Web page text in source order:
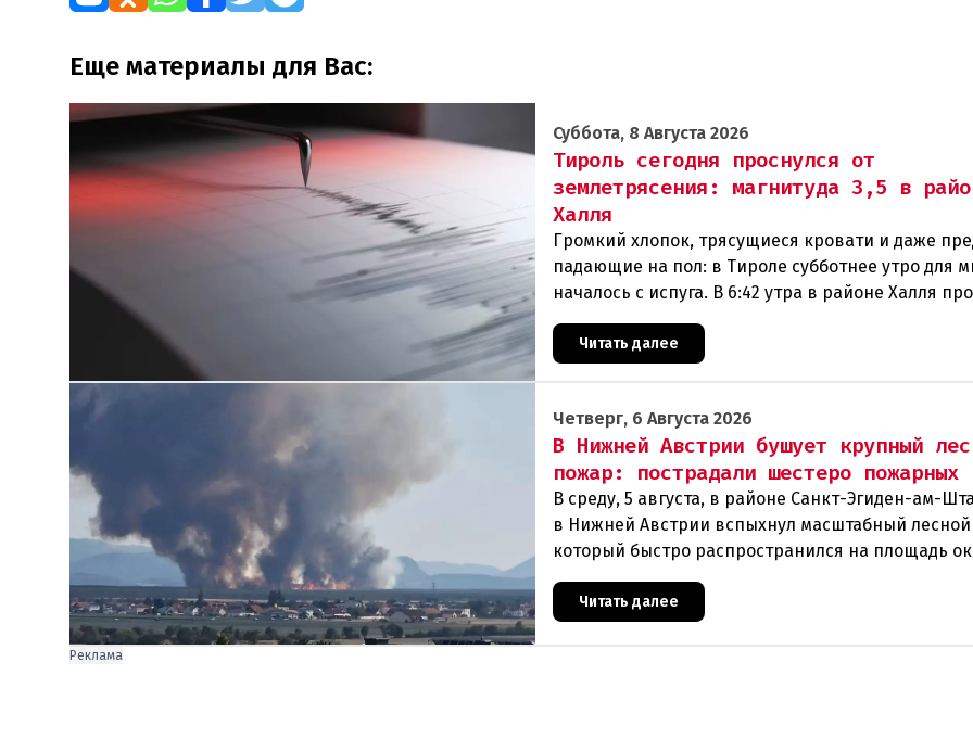
Еще материалы для Вас:
Суббота, 8 Августа 2026
Тироль сегодня проснулся от
землетрясения: магнитуда 3,5 в
Халля
Громкий хлопок, трясущиеся кровати и даже
падающие на пол: в Тироле субботнее утро для
началось с испуга. В 6:42 утра в районе Халля
землетрясение.Данные сейсмологовПо данны
Читать далее
Четверг, 6 Августа 2026
В Нижней Австрии бушует крупный
пожар: пострадали шестеро пожарных
В среду, 5 августа, в районе Санкт-Эгиден-ам-
в Нижней Австрии вспыхнул масштабный
который быстро распространился на площадь
гектаров. В ходе тушения пострадали шесте
Читать далее
Реклама